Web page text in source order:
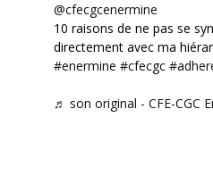
@cfecgcenermine
10 raisons de ne pas se
directement avec ma
#enermine #cfecgc
♬ son original - CFE-CGC